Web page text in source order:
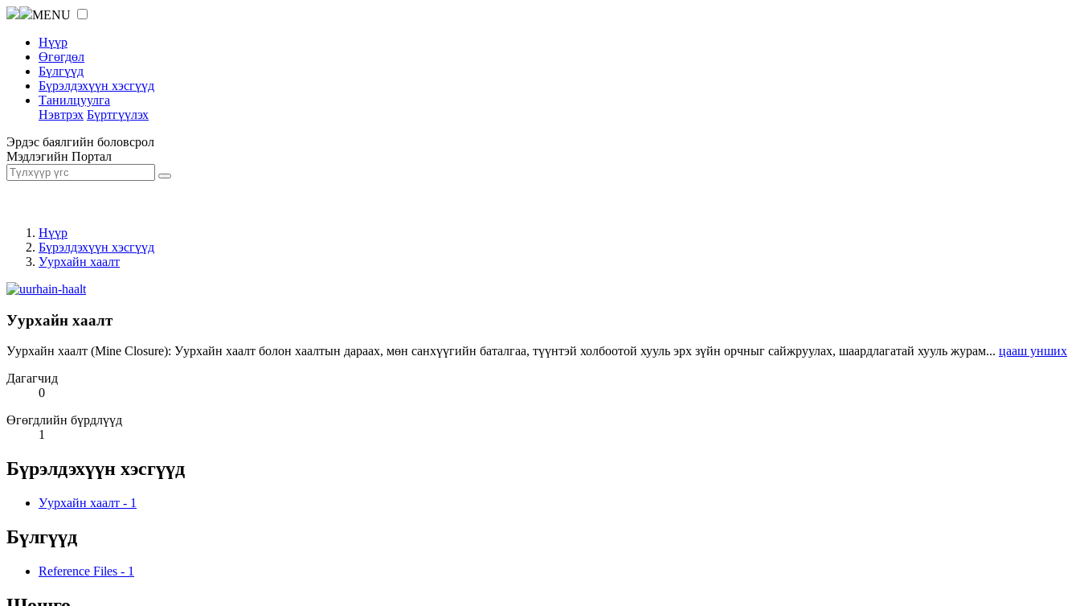
MENU
Нүүр
Өгөгдөл
Бүлгүүд
Бүрэлдэхүүн хэсгүүд
Танилцуулга
Нэвтрэх Бүртгүүлэх
Эрдэс баялгийн боловсрол
Мэдлэгийн Портал
Нүүр
Бүрэлдэхүүн хэсгүүд
Уурхайн хаалт
Уурхайн хаалт
Уурхайн хаалт (Mine Closure): Уурхайн хаалт болон хаалтын дараах, мөн санхүүгийн баталгаа, түүнтэй холбоотой хууль эрх зүйн орчныг сайжруулах, шаардлагатай хууль журам... цааш унших
Дагагчид
0
Өгөгдлийн бүрдлүүд
1
Бүрэлдэхүүн хэсгүүд
Уурхайн хаалт - 1
Бүлгүүд
Reference Files - 1